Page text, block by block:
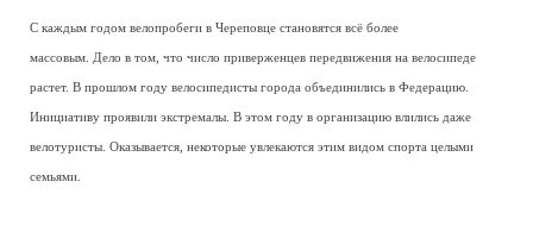
С каждым годом велопробеги в Череповце становятся всё более
массовым. Дело в том, что число приверженцев передвижения на велосипеде
растет. В прошлом году велосипедисты города объединились в Федерацию.
Инициативу проявили экстремалы. В этом году в организацию влились даже
велотуристы. Оказывается, некоторые увлекаются этим видом спорта целыми
семьями.